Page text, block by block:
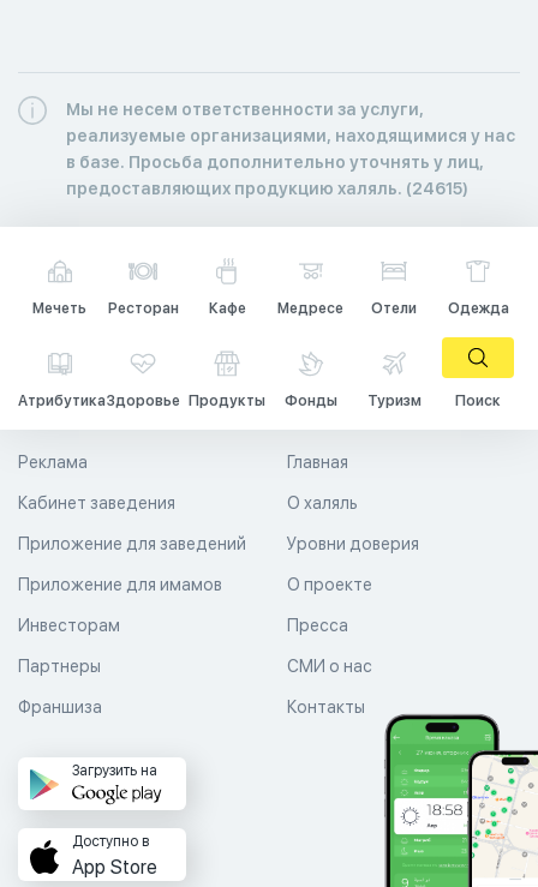
Мы не несем ответственности за услуги,
реализуемые организациями, находящимися у нас
в базе. Просьба дополнительно уточнять у лиц,
предоставляющих продукцию халяль. (24615)
Мечеть Ресторан Кафе Медресе Отели Одежда
АтрибутикаЗдоровье Продукты Фонды Туризм Поиск
Главная
О халяль
Уровни доверия
Реклама
Кабинет заведения
Приложение для заведений
Приложение для имамов О проекте
Пресса
СМИ о нас
Контакты
Инвесторам
Партнеры
Франшиза
Загрузить на
Доступно в
App Store